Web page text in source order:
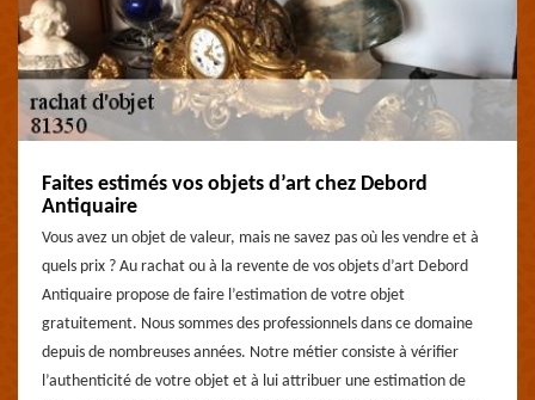
Faites estimés vos objets d’art chez Debord
Antiquaire
Vous avez un objet de valeur, mais ne savez pas où les vendre et à
quels prix ? Au rachat ou à la revente de vos objets d’art Debord
Antiquaire propose de faire l’estimation de votre objet
gratuitement. Nous sommes des professionnels dans ce domaine
depuis de nombreuses années. Notre métier consiste à vérifier
l’authenticité de votre objet et à lui attribuer une estimation de